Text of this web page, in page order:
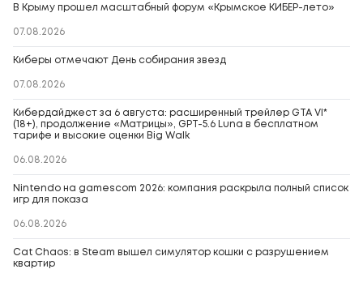
В Крыму прошел масштабный форум «Крымское КИБЕР-лето»
07.08.2026
Киберы отмечают День собирания звезд
07.08.2026
Кибердайджест за 6 августа: расширенный трейлер GTA VI*
(18+), продолжение «Матрицы», GPT-5.6 Luna в бесплатном
тарифе и высокие оценки Big Walk
06.08.2026
Nintendo на gamescom 2026: компания раскрыла полный список
игр для показа
06.08.2026
Cat Chaos: в Steam вышел симулятор кошки с разрушением
квартир